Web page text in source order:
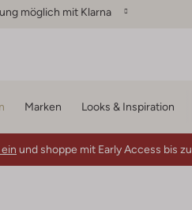
möglich mit Klarna
Marken Looks & Inspiration
und shoppe mit Early Access bis zu